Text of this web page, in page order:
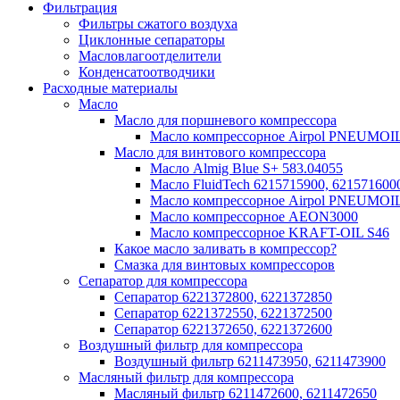
Фильтрация
Фильтры сжатого воздуха
Циклонные сепараторы
Масловлагоотделители
Конденсатоотводчики
Расходные материалы
Масло
Масло для поршневого компрессора
Масло компрессорное Airpol
Масло для винтового компрессора
Масло Almig Blue S+ 583.04055
Масло FluidTech 6215715900,
Масло компрессорное Airpol
Масло компрессорное AEON3000
Масло компрессорное KRAFT-OIL S46
Какое масло заливать в компрессор?
Смазка для винтовых компрессоров
Сепаратор для компрессора
Сепаратор 6221372800, 6221372850
Сепаратор 6221372550, 6221372500
Сепаратор 6221372650, 6221372600
Воздушный фильтр для компрессора
Воздушный фильтр 6211473950, 6211473900
Масляный фильтр для компрессора
Масляный фильтр 6211472600, 6211472650